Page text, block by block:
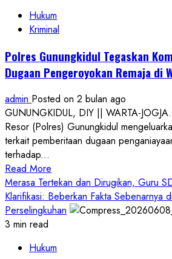
Sleman
Melebar:
Sri
Purnomo
Ini
Kronologi
Langkah
Hukumnya
Hukum
Kriminal
Polres Gunungkidul Tegaskan
Dugaan Pengeroyokan Remaja di
admin Posted on 2 bulan ago
GUNUNGKIDUL, DIY || WARTA-
Resor (Polres) Gunungkidul
terkait pemberitaan dugaan
terhadap...
Read More
more
about
Polres
Komitmen
Merasa Tertekan dan Dirugikan, Guru
Klarifikasi: Beberkan Fakta Sebenarnya
Perselingkuhan
3 min read
Hukum